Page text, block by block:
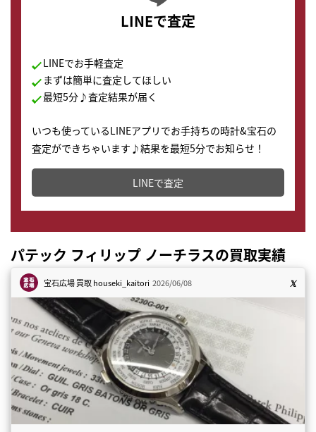
LINEで査定
LINEでお手軽査定
まずは簡単に査定してほしい
最短5分♪査定結果が届く
いつも使っているLINEアプリでお手持ちの時計&宝石の
査定ができちゃいます♪結果を最短5分でお知らせ！
どこからでもすぐに査定金額を知ることが出来ます。
LINEで査定
パテック フィリップ ノーチラスの買取実績
宝石広場 買取houseki_kaitori 2026/06/08